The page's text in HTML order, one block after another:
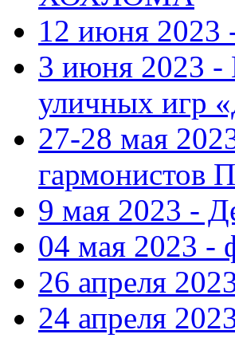
12 июня 2023
3 июня 2023 -
уличных игр
27-28 мая
9 мая 2023 -
04 мая 2023 -
26 апреля
24 апреля